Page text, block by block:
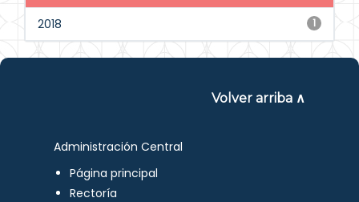
1
2018
Volver arriba ∧
Administración Central
Página principal
Rectoría